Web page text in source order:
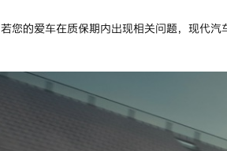
若您的爱车在质保期内出现相关问题，现代